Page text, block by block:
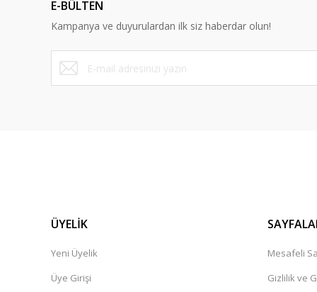
E-BÜLTEN
Kampanya ve duyurulardan ilk siz haberdar olun!
ÜYELİK
Yeni Üyelik
Üye Girişi
Mesafeli
Gizlilik ve